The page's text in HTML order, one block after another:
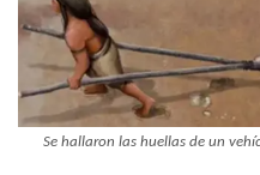
Se hallaron las huellas de un